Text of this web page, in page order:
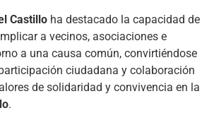
Castilloha destacado la capacidad de
a vecinos, asociaciones e
a una causa común, convirtiéndose
ciudadana y colaboración
de solidaridad y convivencia en la
.